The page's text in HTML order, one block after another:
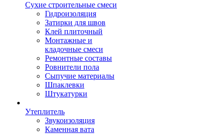
Сухие строительные смеси
Гидроизоляция
Затирки для швов
Клей плиточный
Монтажные и
кладочные смеси
Ремонтные составы
Ровнители пола
Сыпучие материалы
Шпаклевки
Штукатурки
Утеплитель
Звукоизоляция
Каменная вата